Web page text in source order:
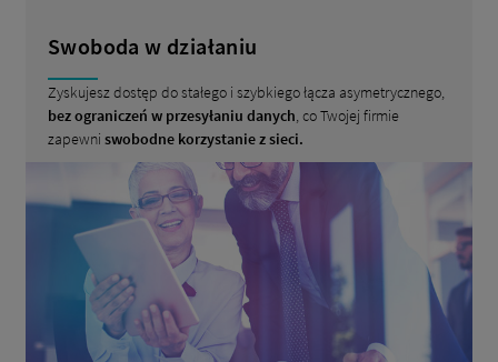
Swoboda w działaniu
Zyskujesz dostęp do stałego i szybkiego łącza asymetrycznego,
bez ograniczeń w przesyłaniu danych, co Twojej firmie
zapewni swobodne korzystanie z sieci.